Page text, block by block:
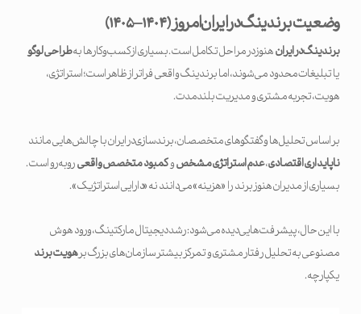
وضعیت برندینگ در ایران امروز(۱۴۰۴–۱۴۰۵)
برندینگ در ایرانهنوز در مراحل تکامل است. بسیاری از کسب‌وکارها بهطراحی لوگو
یا تبلیغات محدود می‌شوند، اما برندینگ واقعی فراتر از ظاهر است؛ استراتژی،
هویت، تجربه مشتری و مدیریت بلندمدت.
بر اساس تحلیل‌ها و گفتگوهای متخصصان، برندسازی در ایران با چالش‌هایی مانند
ناپایداری اقتصادی،عدم استراتژی مشخصوکمبود متخصص واقعیروبه‌رو است.
بسیاری از مدیران هنوز برند را «هزینه» می‌دانند نه «دارایی استراتژیک».
با این حال، پیشرفت‌هایی دیده می‌شود: رشد دیجیتال مارکتینگ، ورود هوش
مصنوعی به تحلیل رفتار مشتری و تمرکز بیشتر سازمان‌های بزرگ برهویت برند
یکپارچه.